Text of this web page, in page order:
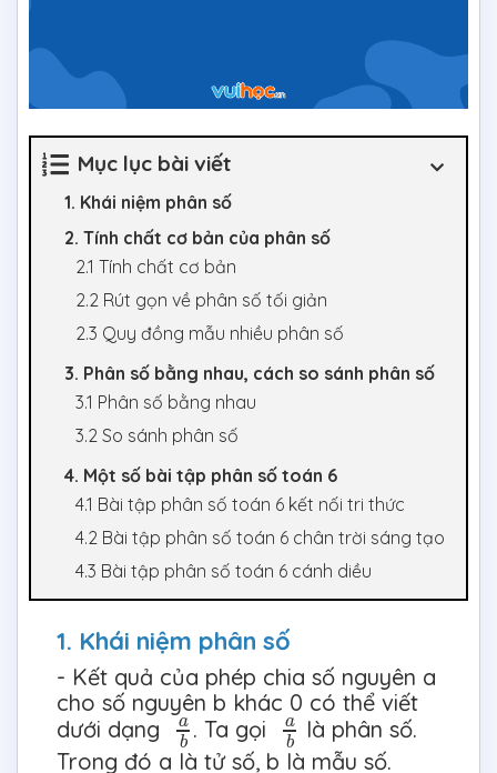
Mục lục bài viết
1. Khái niệm phân số
2. Tính chất cơ bản của phân số
2.1 Tính chất cơ bản
2.2 Rút gọn về phân số tối giản
2.3 Quy đồng mẫu nhiều phân số
3. Phân số bằng nhau, cách so sánh phân số
3.1 Phân số bằng nhau
3.2 So sánh phân số
4. Một số bài tập phân số toán 6
4.1 Bài tập phân số toán 6 kết nối tri thức
4.2 Bài tập phân số toán 6 chân trời sáng tạo
4.3 Bài tập phân số toán 6 cánh diều
1. Khái niệm phân số
- Kết quả của phép chia số nguyên a
cho số nguyên b khác 0 có thể viết
dưới dạng
a
b
ab. Ta gọi
a
b
ab là phân số.
Trong đó a là tử số, b là mẫu số.